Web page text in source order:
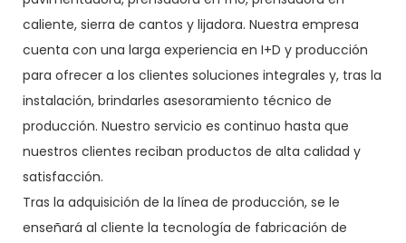
caliente, sierra de cantos y lijadora. Nuestra empresa
cuenta con una larga experiencia en I+D y producción
para ofrecer a los clientes soluciones integrales y, tras la
instalación, brindarles asesoramiento técnico de
producción. Nuestro servicio es continuo hasta que
nuestros clientes reciban productos de alta calidad y
satisfacción.
Tras la adquisición de la línea de producción, se le
enseñará al cliente la tecnología de fabricación de